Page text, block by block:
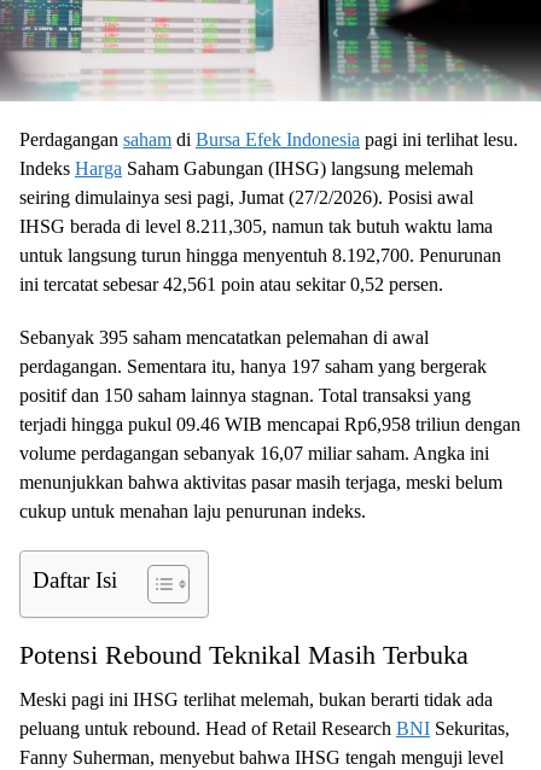
Perdagangan saham di Bursa Efek Indonesia pagi ini terlihat lesu.
Indeks Harga Saham Gabungan (IHSG) langsung melemah
seiring dimulainya sesi pagi, Jumat (27/2/2026). Posisi awal
IHSG berada di level 8.211,305, namun tak butuh waktu lama
untuk langsung turun hingga menyentuh 8.192,700. Penurunan
ini tercatat sebesar 42,561 poin atau sekitar 0,52 persen.
Sebanyak 395 saham mencatatkan pelemahan di awal
perdagangan. Sementara itu, hanya 197 saham yang bergerak
positif dan 150 saham lainnya stagnan. Total transaksi yang
terjadi hingga pukul 09.46 WIB mencapai Rp6,958 triliun dengan
volume perdagangan sebanyak 16,07 miliar saham. Angka ini
menunjukkan bahwa aktivitas pasar masih terjaga, meski belum
cukup untuk menahan laju penurunan indeks.
Daftar Isi
Potensi Rebound Teknikal Masih Terbuka
Meski pagi ini IHSG terlihat melemah, bukan berarti tidak ada
peluang untuk rebound. Head of Retail Research BNI Sekuritas,
Fanny Suherman, menyebut bahwa IHSG tengah menguji level